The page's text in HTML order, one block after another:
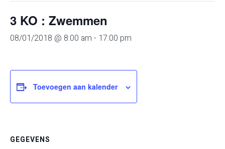
3 KO : Zwemmen
08/01/2018 @ 8:00 am - 17:00 pm
Toevoegen aan kalender
GEGEVENS